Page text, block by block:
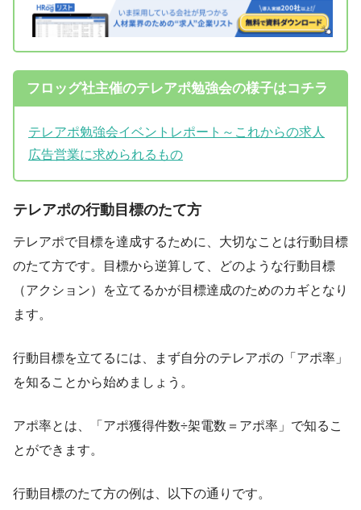
フロッグ社主催のテレアポ勉強会の様子はコチラ
テレアポ勉強会イベントレポート～これからの求人
広告営業に求められるもの
テレアポの行動目標のたて方
テレアポで目標を達成するために、大切なことは行動目標
のたて方です。目標から逆算して、どのような行動目標
（アクション）を立てるかが目標達成のためのカギとなり
ます。
行動目標を立てるには、まず自分のテレアポの「アポ率」
を知ることから始めましょう。
アポ率とは、「アポ獲得件数÷架電数＝アポ率」で知るこ
とができます。
行動目標のたて方の例は、以下の通りです。